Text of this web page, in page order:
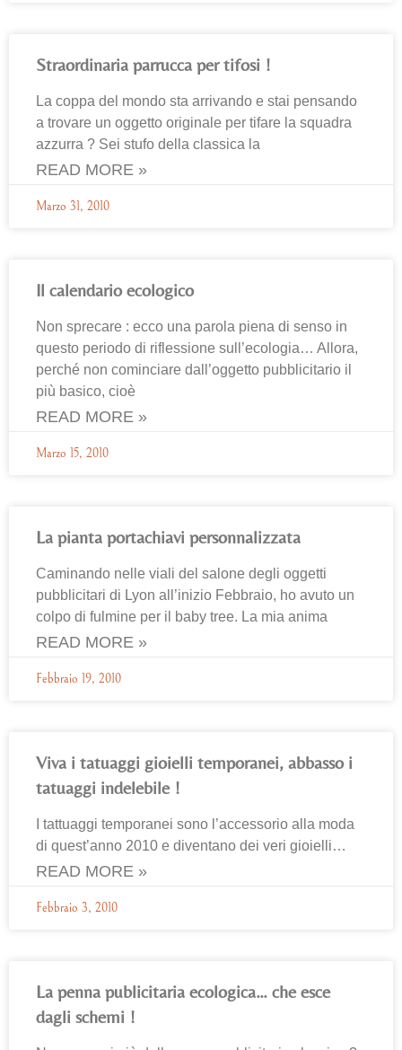
Straordinaria parrucca per tifosi !
La coppa del mondo sta arrivando e stai pensando
a trovare un oggetto originale per tifare la squadra
azzurra ? Sei stufo della classica la
READ MORE »
Marzo 31, 2010
Il calendario ecologico
Non sprecare : ecco una parola piena di senso in
questo periodo di riflessione sull’ecologia… Allora,
perché non cominciare dall’oggetto pubblicitario il
più basico, cioè
READ MORE »
Marzo 15, 2010
La pianta portachiavi personnalizzata
Caminando nelle viali del salone degli oggetti
pubblicitari di Lyon all’inizio Febbraio, ho avuto un
colpo di fulmine per il baby tree. La mia anima
READ MORE »
Febbraio 19, 2010
Viva i tatuaggi gioielli temporanei, abbasso i
tatuaggi indelebile !
I tattuaggi temporanei sono l’accessorio alla moda
di quest’anno 2010 e diventano dei veri gioielli…
READ MORE »
Febbraio 3, 2010
La penna publicitaria ecologica… che esce
dagli schemi !